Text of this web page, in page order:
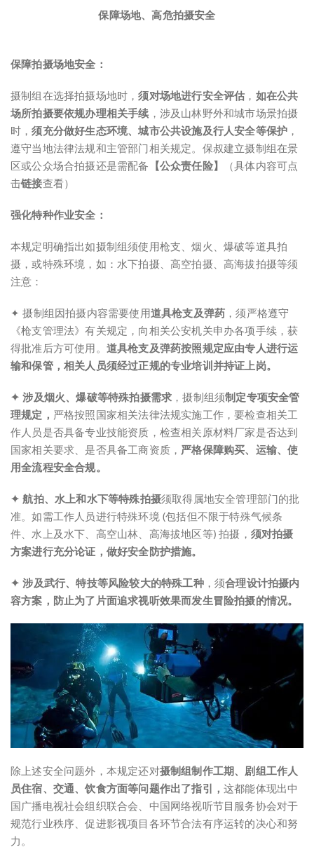
保障场地、高危拍摄安全
保障拍摄场地安全：
摄制组在选择拍摄场地时，须对场地进行安全评估 ， 如在公共
场所拍摄要依规办理相关手续 ，涉及山林野外和城市场景拍摄
时，须充分做好生态环境、城市公共设施及行人安全等保护 ，
遵守当地法律法规和主管部门相关规定。保叔建立摄制组在景
区或公众场合拍摄还是需配备 【公众责任险】
（具体内容可点
击链接查看）
强化特种作业安全：
本规定明确指出如摄制组须使用枪支、烟火、爆破等道具拍
摄，或特殊环境，如：水下拍摄、高空拍摄、高海拔拍摄等须
注意：
✦ 摄制组因拍摄内容需要使用道具枪支及弹药 ，须严格遵守
《枪支管理法》有关规定，向相关公安机关申办各项手续，获
得批准后方可使用。 道具枪支及弹药按照规定应由专人进行运
输和保管，相关人员须经过正规的专业培训并持证上岗。
✦ 涉及烟火、爆破等特殊拍摄需求 ，摄制组须制定专项安全管
理规定， 严格按照国家相关法律法规实施工作，要检查相关工
作人员是否具备专业技能资质，检查相关原材料厂家是否达到
国家相关要求、是否具备工商资质， 严格保障购买、运输、使
用全流程安全合规。
✦航拍、水上和水下等特殊拍摄须取得属地安全管理部门的批
准。如需工作人员进行特殊环境 (包括但不限于特殊气候条
件、水上及水下、高空山林、高海拔地区等) 拍摄， 须对拍摄
方案进行充分论证，做好安全防护措施。
✦涉及武行、特技等风险较大的特殊工种，须合理设计拍摄内
容方案 ，防止为了片面追求视听效果而发生冒险拍摄的情况。
除上述安全问题外，本规定还对摄制组制作工期、剧组工作人
员住宿、交通、饮食方面等问题作出了指引， 这都能体现出中
国广播电视社会组织联合会、中国网络视听节目服务协会对于
规范行业秩序、促进影视项目各环节合法有序运转的决心和努
力。